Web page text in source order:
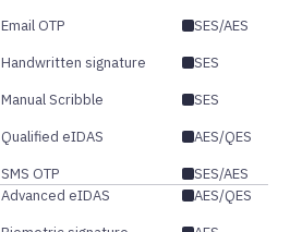
Email OTP
SES/AES
Handwritten signature
SES
Manual Scribble
SES
Qualified eIDAS
AES/QES
SMS OTP
SES/AES
Advanced eIDAS
AES/QES